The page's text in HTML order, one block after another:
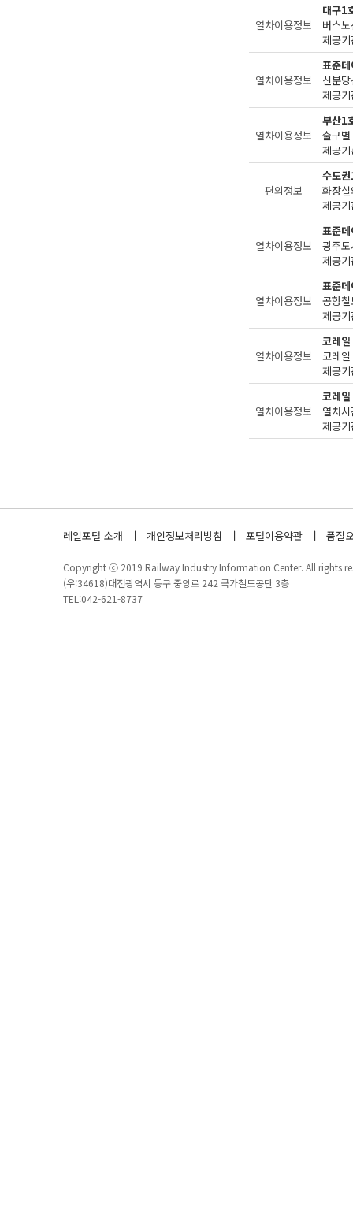
열차이용정보
대구1
버스
제공
열차이용정보
표준
신분
제공
열차이용정보
부산1
출구
제공
편의정보
수도
화장
제공
열차이용정보
표준
광주
제공
열차이용정보
표준
공항
제공
열차이용정보
코레
제공
열차이용정보
코레
제공
레일포털 소개 개인정보처리방침 포털이용약관 품질
Copyright ⓒ 2019 Railway Industry Information Center. All rights
(우:34618)대전광역시 동구 중앙로 242 국가철도공단 3층
TEL:042-621-8737